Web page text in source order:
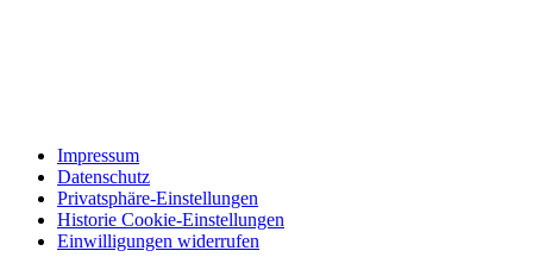
Impressum
Datenschutz
Privatsphäre-Einstellungen
Historie Cookie-Einstellungen
Einwilligungen widerrufen